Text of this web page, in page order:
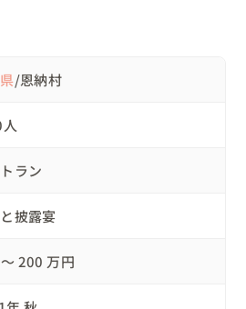
からも紡ぎたい
て
い絆になる
虹のように
ンで吉田さんに出会えたとき、私達の想
聞いてくださったので思わず泣きそうに
ルさんなら安心してお任せできると感じ
結婚式では、感謝の思いや願いをどのよ
分析してくれたうえで、コンセプトを設
備も楽しくできました。
ん達のサポートを受けて、安心して楽
。
さり、本当にお願いしてよかったと感じ
/恩納村
ラン
披露宴
200 万円